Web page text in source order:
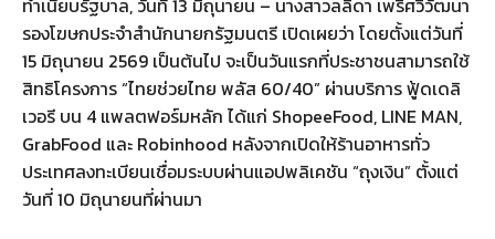
ทำเนียบรัฐบาล, วันที่ 13 มิถุนายน – นางสาวลลิดา เพริศวิวัฒนา
รองโฆษกประจำสำนักนายกรัฐมนตรี เปิดเผยว่า โดยตั้งแต่วันที่
15 มิถุนายน 2569 เป็นต้นไป จะเป็นวันแรกที่ประชาชนสามารถใช้
สิทธิโครงการ “ไทยช่วยไทย พลัส 60/40” ผ่านบริการ ฟู้ดเดลิ
เวอรี บน 4 แพลตฟอร์มหลัก ได้แก่ ShopeeFood, LINE MAN,
GrabFood และ Robinhood หลังจากเปิดให้ร้านอาหารทั่ว
ประเทศลงทะเบียนเชื่อมระบบผ่านแอปพลิเคชัน “ถุงเงิน” ตั้งแต่
วันที่ 10 มิถุนายนที่ผ่านมา